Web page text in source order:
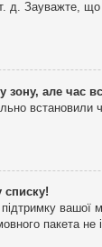
д. Зауважте,
зону, але час
встановили
списку!
підтримку
пакета